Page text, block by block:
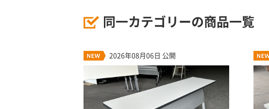
同一カテゴリーの商品一覧
2026年08月06日 公開